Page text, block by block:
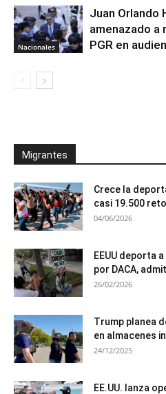
Nacionales
Juan Orlando
amenazado
PGR en
Migrantes
Crece la
casi 19.500
04/06/2026
EEUU deporta
por DACA,
26/02/2026
Trump planea
en almacenes
24/12/2025
EE.UU. lanza